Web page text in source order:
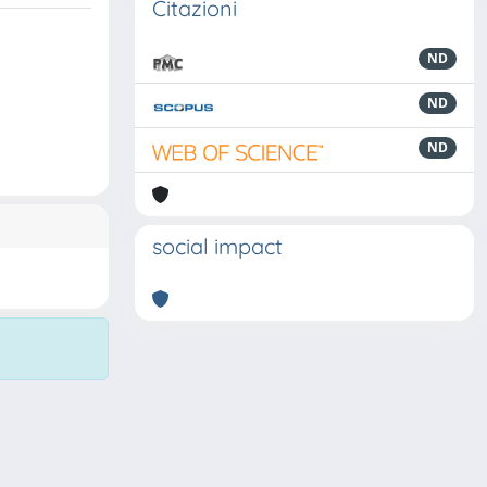
Citazioni
ND
ND
ND
social impact